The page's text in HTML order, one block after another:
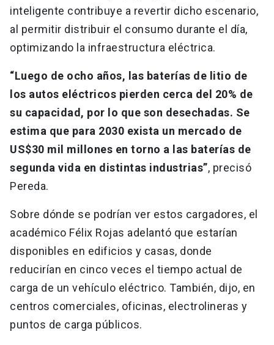
inteligente contribuye a revertir dicho escenario,
al permitir distribuir el consumo durante el día,
optimizando la infraestructura eléctrica.
“Luego de ocho años, las baterías de litio de
los autos eléctricos pierden cerca del 20% de
su capacidad, por lo que son desechadas. Se
estima que para 2030 exista un mercado de
US$30 mil millones en torno a las baterías de
segunda vida en distintas industrias”, precisó
Pereda.
Sobre dónde se podrían ver estos cargadores, el
académico Félix Rojas adelantó que estarían
disponibles en edificios y casas, donde
reducirían en cinco veces el tiempo actual de
carga de un vehículo eléctrico. También, dijo, en
centros comerciales, oficinas, electrolineras y
puntos de carga públicos.